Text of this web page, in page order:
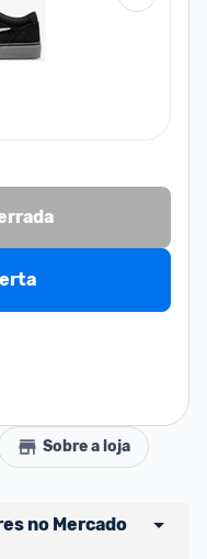
Sobre a loja
no Mercado